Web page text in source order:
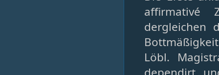
affirmativé
dergleichen
Löbl.